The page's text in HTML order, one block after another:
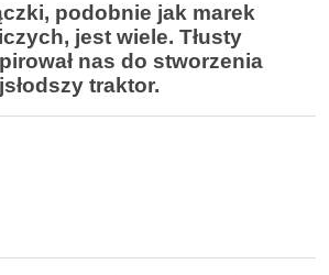
podobnie jak marek
jest wiele. Tłusty
nas do stworzenia
traktor.